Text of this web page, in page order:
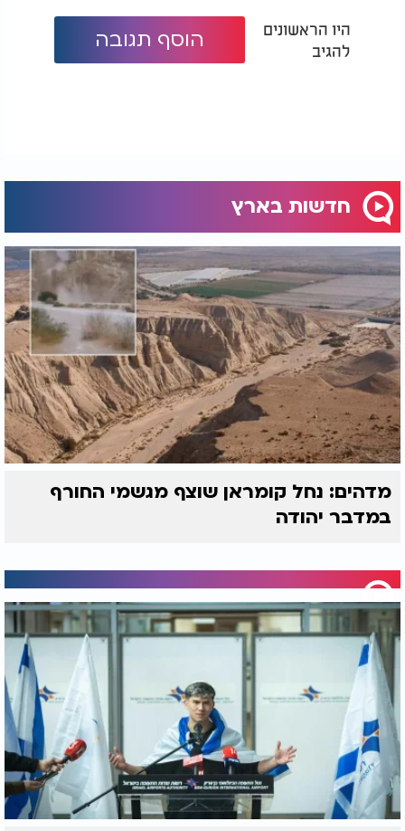
כי "אם אבחר לתפקיד מבקר המדינה, אפעל באופן
עצמאי לחלוטין וללא שום מחויבות פוליטית לאף גורם".
למרות המאמצים, ההכרעה נדחתה לסיבוב נוסף, שבו
היו הראשונים
להגיב
הוסף תגובה
חדשות בארץ
מדהים: נחל קומראן שוצף מגשמי החורף
במדבר יהודה